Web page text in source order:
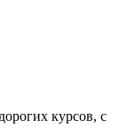
курсов, с